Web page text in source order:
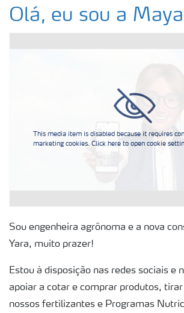
Ética e conformidade
Concurso NossoCafé
Olá, eu sou a
This media item is disabled because it requires
marketing cookies. Click here to open cookie
Sou engenheira agrônoma e a nova
Yara, muito prazer!
Estou à disposição nas redes sociais e
apoiar a cotar e comprar produtos,
nossos fertilizantes e Programas